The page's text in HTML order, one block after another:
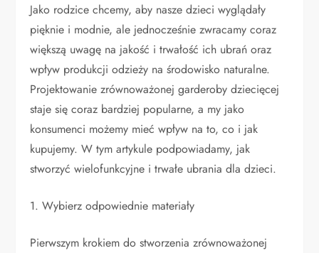
Jako rodzice chcemy, aby nasze dzieci wyglądały
pięknie i modnie, ale jednocześnie zwracamy coraz
większą uwagę na jakość i trwałość ich ubrań oraz
wpływ produkcji odzieży na środowisko naturalne.
Projektowanie zrównoważonej garderoby dziecięcej
staje się coraz bardziej popularne, a my jako
konsumenci możemy mieć wpływ na to, co i jak
kupujemy. W tym artykule podpowiadamy, jak
stworzyć wielofunkcyjne i trwałe ubrania dla dzieci.
1. Wybierz odpowiednie materiały
Pierwszym krokiem do stworzenia zrównoważonej